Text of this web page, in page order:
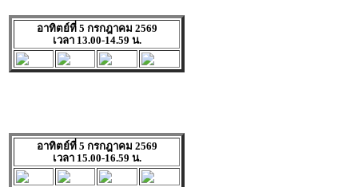
อาทิตย์ที่ 5 กรกฎาคม 2569
เวลา 13.00-14.59 น.
อาทิตย์ที่ 5 กรกฎาคม 2569
เวลา 15.00-16.59 น.